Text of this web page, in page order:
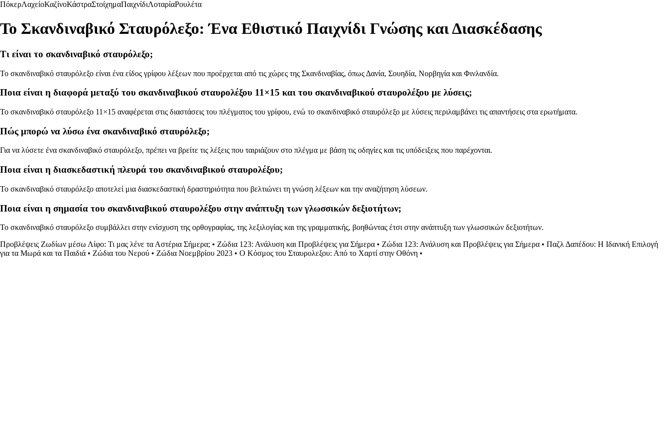
ΠόκερΛαχείοΚαζίνοΚάστραΣτοίχημαΠαιχνίδιΛοταρίαΡουλέτα
Το Σκανδιναβικό Σταυρόλεξο: Ένα Εθιστικό Παιχνίδι Γνώσης και Διασκέδασης
Τι είναι το σκανδιναβικό σταυρόλεξο;
Το σκανδιναβικό σταυρόλεξο είναι ένα είδος γρίφου λέξεων που προέρχεται από τις χώρες της Σκανδιναβίας, όπως Δανία, Σουηδία, Νορβηγία και Φινλανδία.
Ποια είναι η διαφορά μεταξύ του σκανδιναβικού σταυρολέξου 11×15 και του σκανδιναβικού σταυρολέξου με λύσεις;
Το σκανδιναβικό σταυρόλεξο 11×15 αναφέρεται στις διαστάσεις του πλέγματος του γρίφου, ενώ το σκανδιναβικό σταυρόλεξο με λύσεις περιλαμβάνει τις απαντήσεις στα ερωτήματα.
Πώς μπορώ να λύσω ένα σκανδιναβικό σταυρόλεξο;
Για να λύσετε ένα σκανδιναβικό σταυρόλεξο, πρέπει να βρείτε τις λέξεις που ταιριάζουν στο πλέγμα με βάση τις οδηγίες και τις υπόδειξεις που παρέχονται.
Ποια είναι η διασκεδαστική πλευρά του σκανδιναβικού σταυρολέξου;
Το σκανδιναβικό σταυρόλεξο αποτελεί μια διασκεδαστική δραστηριότητα που βελτιώνει τη γνώση λέξεων και την αναζήτηση λύσεων.
Ποια είναι η σημασία του σκανδιναβικού σταυρολέξου στην ανάπτυξη των γλωσσικών δεξιοτήτων;
Το σκανδιναβικό σταυρόλεξο συμβάλλει στην ενίσχυση της ορθογραφίας, της λεξιλογίας και της γραμματικής, βοηθώντας έτσι στην ανάπτυξη των γλωσσικών δεξιοτήτων.
Προβλέψεις Ζωδίων μέσω Λίφο: Τι μας λένε τα Αστέρια Σήμερα; • Ζώδια 123: Ανάλυση και Προβλέψεις για Σήμερα • Ζώδια 123: Ανάλυση και Προβλέψεις για Σήμερα • Παζλ Δαπέδου: Η Ιδανική Επιλογή
για τα Μωρά και τα Παιδιά • Ζώδια του Νερού • Ζώδια Νοεμβρίου 2023 • Ο Κόσμος του Σταυρολεξου: Από το Χαρτί στην Οθόνη •